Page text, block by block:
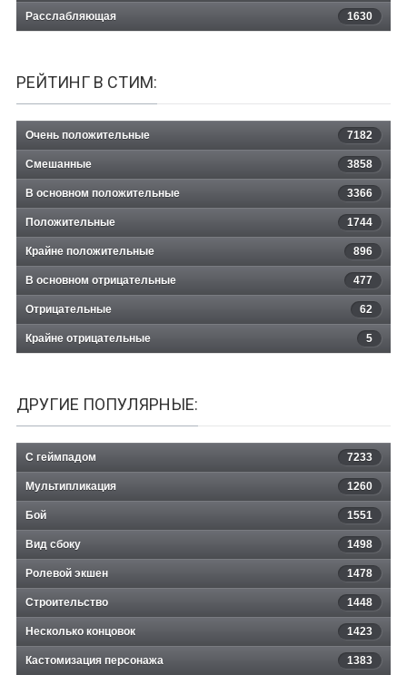
Расслабляющая 1630
РЕЙТИНГ В СТИМ:
Очень положительные 7182
Смешанные 3858
В основном положительные 3366
Положительные 1744
Крайне положительные 896
В основном отрицательные 477
Отрицательные 62
Крайне отрицательные 5
ДРУГИЕ ПОПУЛЯРНЫЕ:
С геймпадом 7233
Мультипликация 1260
Бой 1551
Вид сбоку 1498
Ролевой экшен 1478
Строительство 1448
Несколько концовок 1423
Кастомизация персонажа 1383